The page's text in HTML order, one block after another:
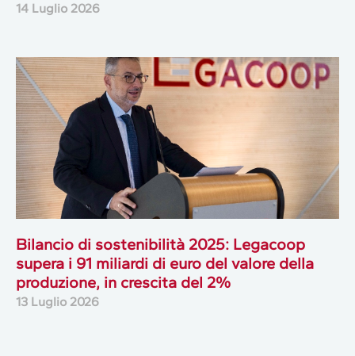
14 Luglio 2026
Bilancio di sostenibilità 2025: Legacoop
supera i 91 miliardi di euro del valore della
produzione, in crescita del 2%
13 Luglio 2026